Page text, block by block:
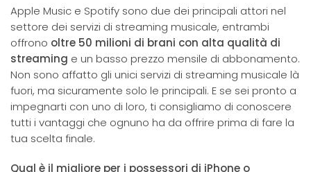
Apple Music e Spotify sono due dei principali attori nel
settore dei servizi di streaming musicale, entrambi
offrono oltre 50 milioni di brani con alta qualità di
streaming e un basso prezzo mensile di abbonamento.
Non sono affatto gli unici servizi di streaming musicale là
fuori, ma sicuramente solo le principali. E se sei pronto a
impegnarti con uno di loro, ti consigliamo di conoscere
tutti i vantaggi che ognuno ha da offrire prima di fare la
tua scelta finale.
Qual è il migliore per i possessori di iPhone o